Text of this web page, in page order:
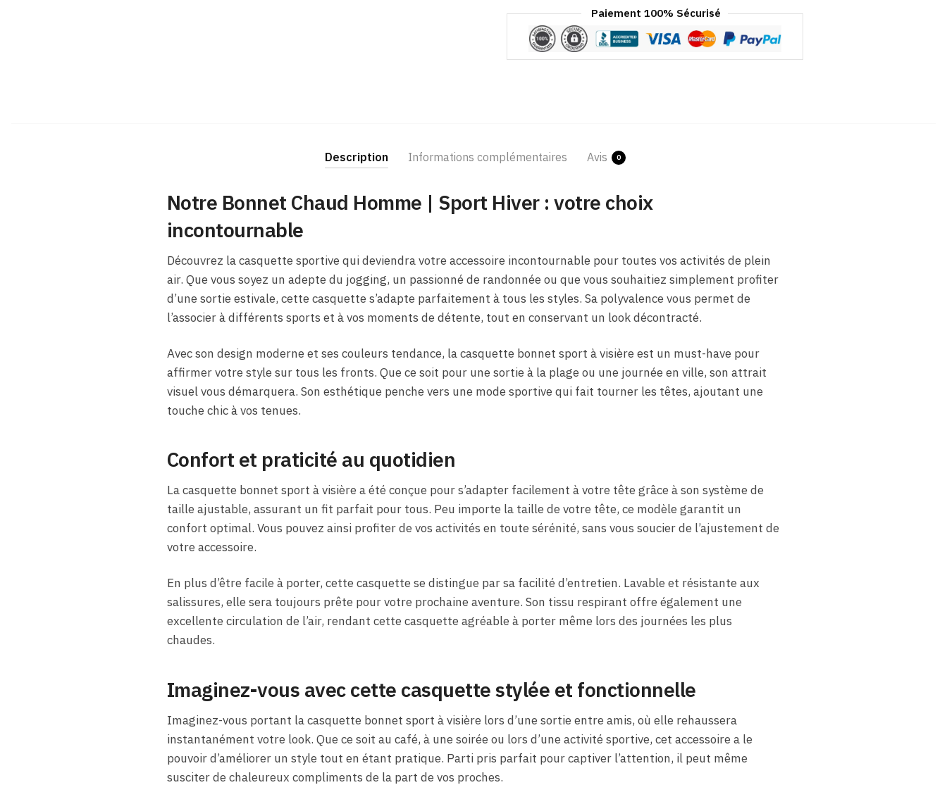
Paiement 100% Sécurisé
Description Informations complémentaires Avis 0
Notre Bonnet Chaud Homme | Sport Hiver : votre choix
incontournable
Découvrez la casquette sportive qui deviendra votre accessoire incontournable pour toutes vos activités de plein
air. Que vous soyez un adepte du jogging, un passionné de randonnée ou que vous souhaitiez simplement profiter
d’une sortie estivale, cette casquette s’adapte parfaitement à tous les styles. Sa polyvalence vous permet de
l’associer à différents sports et à vos moments de détente, tout en conservant un look décontracté.
Avec son design moderne et ses couleurs tendance, la casquette bonnet sport à visière est un must-have pour
affirmer votre style sur tous les fronts. Que ce soit pour une sortie à la plage ou une journée en ville, son attrait
visuel vous démarquera. Son esthétique penche vers une mode sportive qui fait tourner les têtes, ajoutant une
touche chic à vos tenues.
Confort et praticité au quotidien
La casquette bonnet sport à visière a été conçue pour s’adapter facilement à votre tête grâce à son système de
taille ajustable, assurant un fit parfait pour tous. Peu importe la taille de votre tête, ce modèle garantit un
confort optimal. Vous pouvez ainsi profiter de vos activités en toute sérénité, sans vous soucier de l’ajustement de
votre accessoire.
En plus d’être facile à porter, cette casquette se distingue par sa facilité d’entretien. Lavable et résistante aux
salissures, elle sera toujours prête pour votre prochaine aventure. Son tissu respirant offre également une
excellente circulation de l’air, rendant cette casquette agréable à porter même lors des journées les plus
chaudes.
Imaginez-vous avec cette casquette stylée et fonctionnelle
Imaginez-vous portant la casquette bonnet sport à visière lors d’une sortie entre amis, où elle rehaussera
instantanément votre look. Que ce soit au café, à une soirée ou lors d’une activité sportive, cet accessoire a le
pouvoir d’améliorer un style tout en étant pratique. Parti pris parfait pour captiver l’attention, il peut même
susciter de chaleureux compliments de la part de vos proches.